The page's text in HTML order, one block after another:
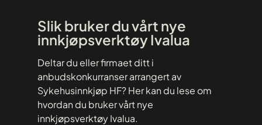
Slik bruker du vårt nye
innkjøpsverktøy Ivalua
Deltar du eller firmaet ditt i
anbudskonkurranser arrangert av
Sykehusinnkjøp HF? Her kan du lese om
hvordan du bruker vårt nye
innkjøpsverktøy Ivalua.